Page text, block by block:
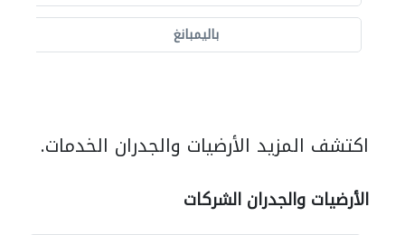
باليمبانغ
اكتشف المزيد الأرضيات والجدران الخدمات.
الأرضيات والجدران الشركات